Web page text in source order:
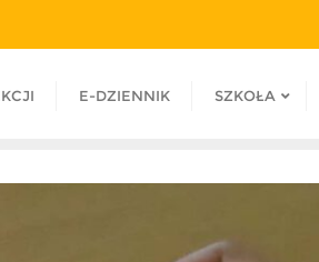
E-DZIENNIK SZKOŁA